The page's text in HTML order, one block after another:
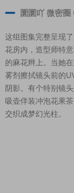
圜圜吖 微密
这组图集完整呈现
花房内，造型师特
的麻花辫上。当她
雾剂擦拭镜头前的
阴影。有个特别镜
吸壶佯装冲泡花果
交织成梦幻光柱。